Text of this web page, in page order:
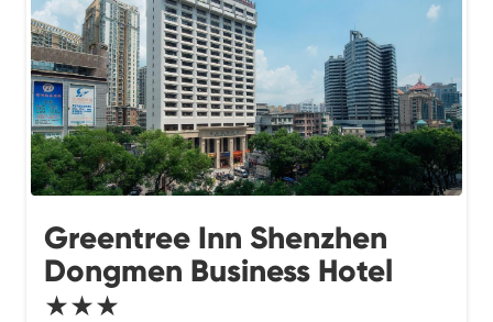
Greentree Inn Shenzhen
Dongmen Business Hotel
★★★